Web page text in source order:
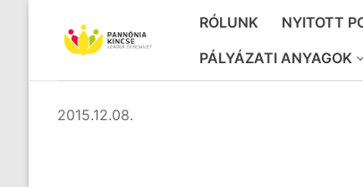
tartalomra
RÓLUNK NYITOTT
PÁLYÁZATI ANYAGOK
2015.12.08.